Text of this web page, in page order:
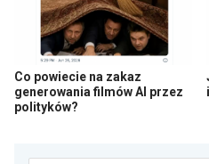
Co powiecie na zakaz
generowania filmów AI przez
polityków?